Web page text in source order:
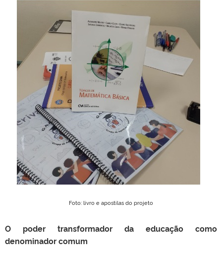
Foto: livro e apostilas do projeto
O poder transformador da educação como
denominador comum